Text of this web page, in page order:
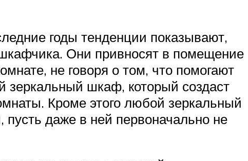
годы тенденции показывают,
Они привносят в помещение
не говоря о том, что помогают
зеркальный шкаф, который создаст
Кроме этого любой зеркальный
даже в ней первоначально не